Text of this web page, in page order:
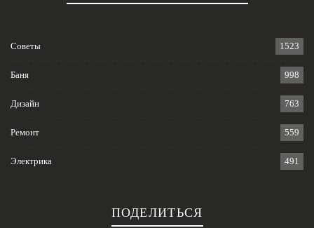
Советы 1523
Баня 998
Дизайн 763
Ремонт 559
Электрика 491
ПОДЕЛИТЬСЯ